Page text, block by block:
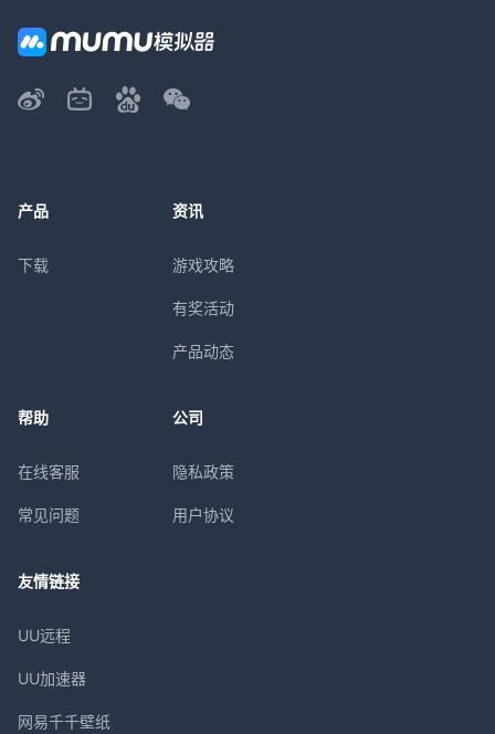
产品
下载
资讯
游戏攻略
有奖活动
产品动态
帮助
在线客服
常见问题
公司
隐私政策
用户协议
友情链接
UU远程
UU加速器
网易千千壁纸